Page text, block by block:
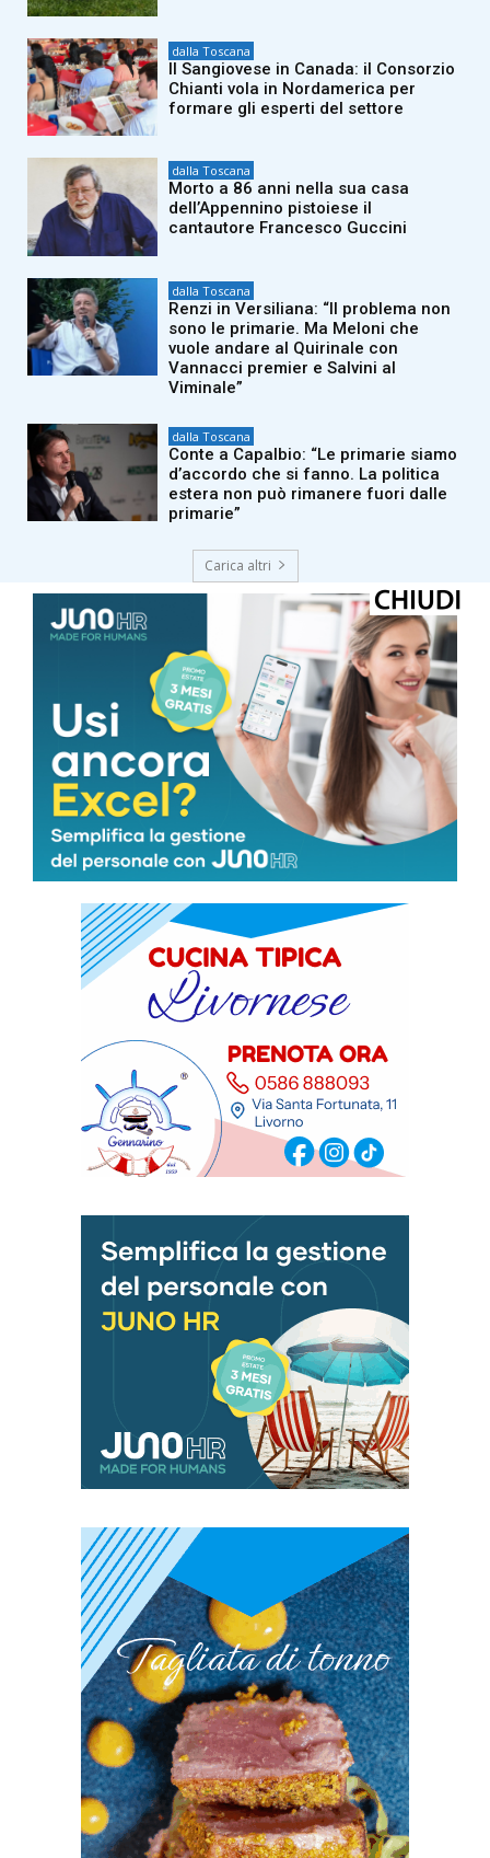
dalla Toscana
Il Sangiovese in Canada: il Consorzio
Chianti vola in Nordamerica per
formare gli esperti del settore
dalla Toscana
Morto a 86 anni nella sua casa
dell’Appennino pistoiese il
cantautore Francesco Guccini
dalla Toscana
Renzi in Versiliana: “Il problema non
sono le primarie. Ma Meloni che
vuole andare al Quirinale con
Vannacci premier e Salvini al
Viminale”
dalla Toscana
Conte a Capalbio: “Le primarie siamo
d’accordo che si fanno. La politica
estera non può rimanere fuori dalle
primarie”
Carica altri
LUCCA
20.6°C 21.3°
°
58 % 0.5kmh 2 %
SAB
32°
DOM
33°
LUN
32°
MAR MER